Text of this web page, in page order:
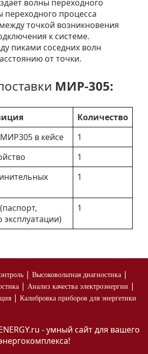
волны переходного
переходного процесса
точкой возникновения
к системе.
пиками соседних волн
от точки.
МИР-305:
Количество
в кейсе
1
1
1
эксплуатации)
1
| Высоковольтная диагностика |
| Анализ качества электроэнергии |
| Калибровка приборов для энергетики
- умный сайт для вашего